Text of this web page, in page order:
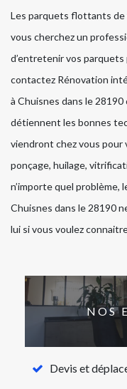
Les parquets flottants de
vous cherchez un
d’entretenir vos parquets
contactez Rénovation
à Chuisnes dans le 28190
détiennent les bonnes
viendront chez vous pour
ponçage, huilage,
n’importe quel problème,
Chuisnes dans le 28190
lui si vous voulez
NOS
Devis et